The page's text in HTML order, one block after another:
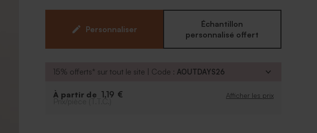
ligne.
* Faire-part sans photo.
Personnaliser
Échantillon
personnalisé offert
15% offerts* sur tout le site | Code :AOUTDAYS26
À partir de 1,19 € Afficher les prix
Prix/pièce (T.T.C.)